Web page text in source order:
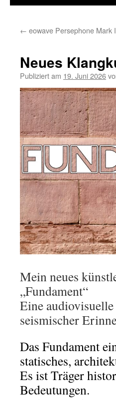
← eowave Persephone Mark
Neues
Publiziert am 19. Juni 2026
Mein neues
„Fundament“
Eine
seismischer
Das Fundament
statisches,
Es ist Träger
Bedeutungen.